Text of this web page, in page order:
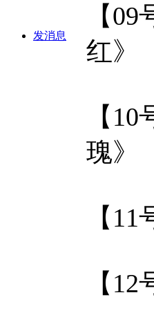
发消息
【
红》
【
瑰》
【
【